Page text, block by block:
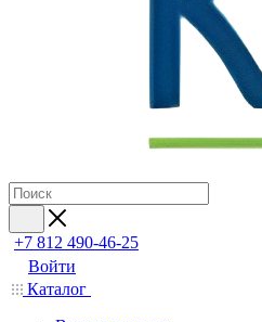
+7 812 490-46-25
Войти
Каталог